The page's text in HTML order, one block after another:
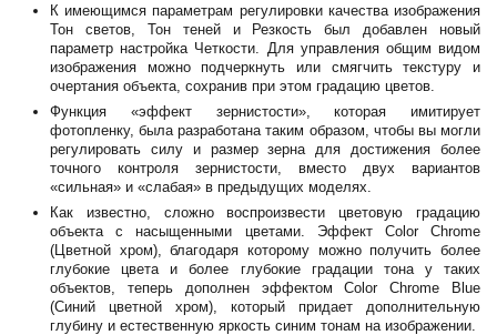
К имеющимся параметрам регулировки качества изображения
Тон светов, Тон теней и Резкость был добавлен новый
параметр настройка Четкости. Для управления общим видом
изображения можно подчеркнуть или смягчить текстуру и
очертания объекта, сохранив при этом градацию цветов.
Функция «эффект зернистости», которая имитирует
фотопленку, была разработана таким образом, чтобы вы могли
регулировать силу и размер зерна для достижения более
точного контроля зернистости, вместо двух вариантов
«сильная» и «слабая» в предыдущих моделях.
Как известно, сложно воспроизвести цветовую градацию
объекта с насыщенными цветами. Эффект Color Chrome
(Цветной хром), благодаря которому можно получить более
глубокие цвета и более глубокие градации тона у таких
объектов, теперь дополнен эффектом Color Chrome Blue
(Синий цветной хром), который придает дополнительную
глубину и естественную яркость синим тонам на изображении.